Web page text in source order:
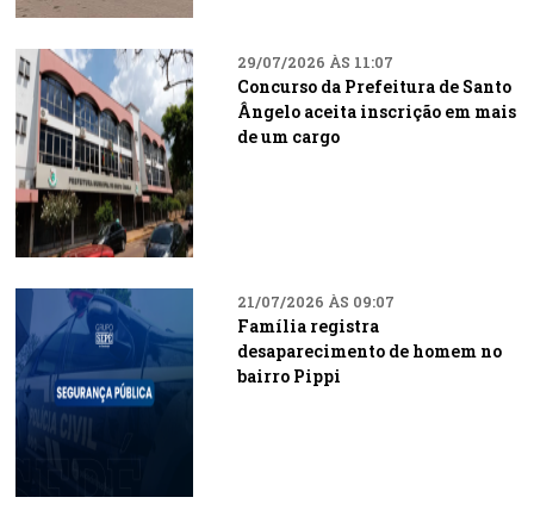
29/07/2026 ÀS 11:07
Concurso da Prefeitura de Santo
Ângelo aceita inscrição em mais
de um cargo
21/07/2026 ÀS 09:07
Família registra
desaparecimento de homem no
bairro Pippi